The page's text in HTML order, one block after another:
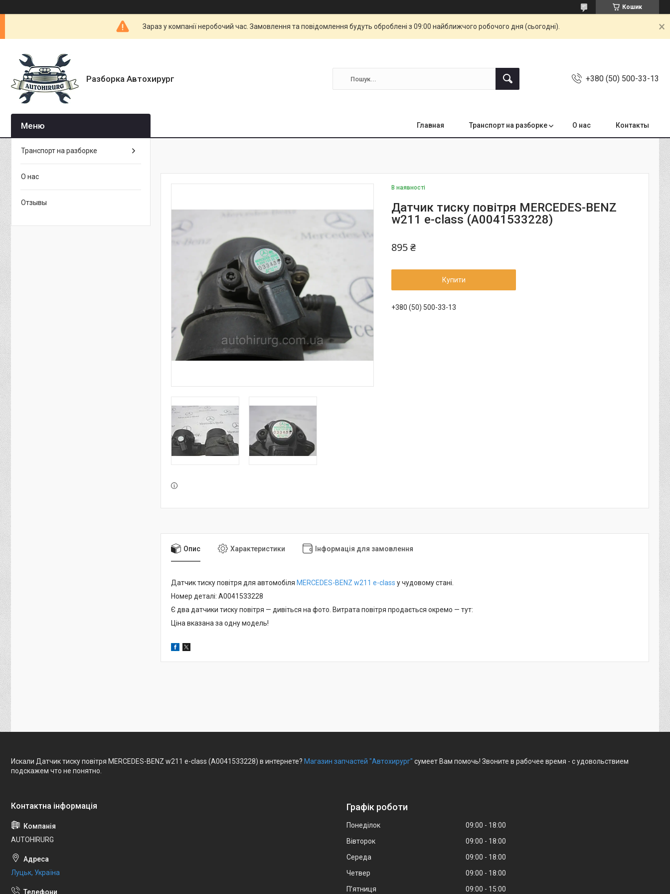
Кошик
Зараз у компанії неробочий час. Замовлення та повідомлення будуть оброблені з 09:00 найближчого робочого дня (сьогодні).
Разборка Автохирург +380 (50) 500-33-13
Главная Транспорт на разборке О нас Контакты
В наявності
Датчик тиску повітря MERCEDES-BENZ
w211 e-class (A0041533228)
895 ₴
Купити
+380 (50) 500-33-13
Опис Характеристики Інформація для замовлення
Датчик тиску повітря для автомобіля MERCEDES-BENZ w211 e-class у чудовому стані.
Номер деталі: A0041533228
Є два датчики тиску повітря — дивіться на фото. Витрата повітря продається окремо — тут:
Ціна вказана за одну модель!
Транспорт на разборке
О нас
Отзывы
Искали Датчик тиску повітря MERCEDES-BENZ w211 e-class (A0041533228) в интернете? Магазин запчастей "Автохирург" сумеет Вам помочь! Звоните в рабочее время - с удовольствием
подскажем что не понятно.
AUTOHIRURG
Луцьк, Україна
Графік роботи
Понеділок 09:00
18:00
Вівторок
09:00
18:00
Середа
09:00
18:00
Четвер
09:00
18:00
Пʼятниця
09:00 15:00